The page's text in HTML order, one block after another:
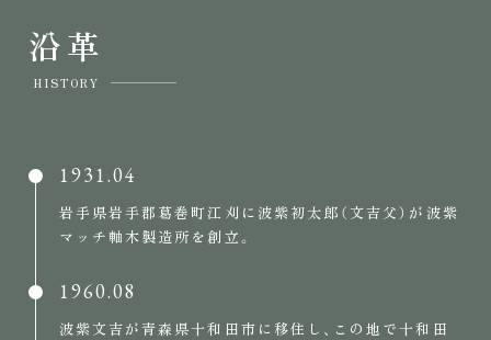
沿革
HISTORY
1931.04
岩手県岩手郡葛巻町江刈に波紫初太郎（文吉父）が波紫
マッチ軸木製造所を創立。
1960.08
波紫文吉が青森県十和田市に移住し、この地で十和田